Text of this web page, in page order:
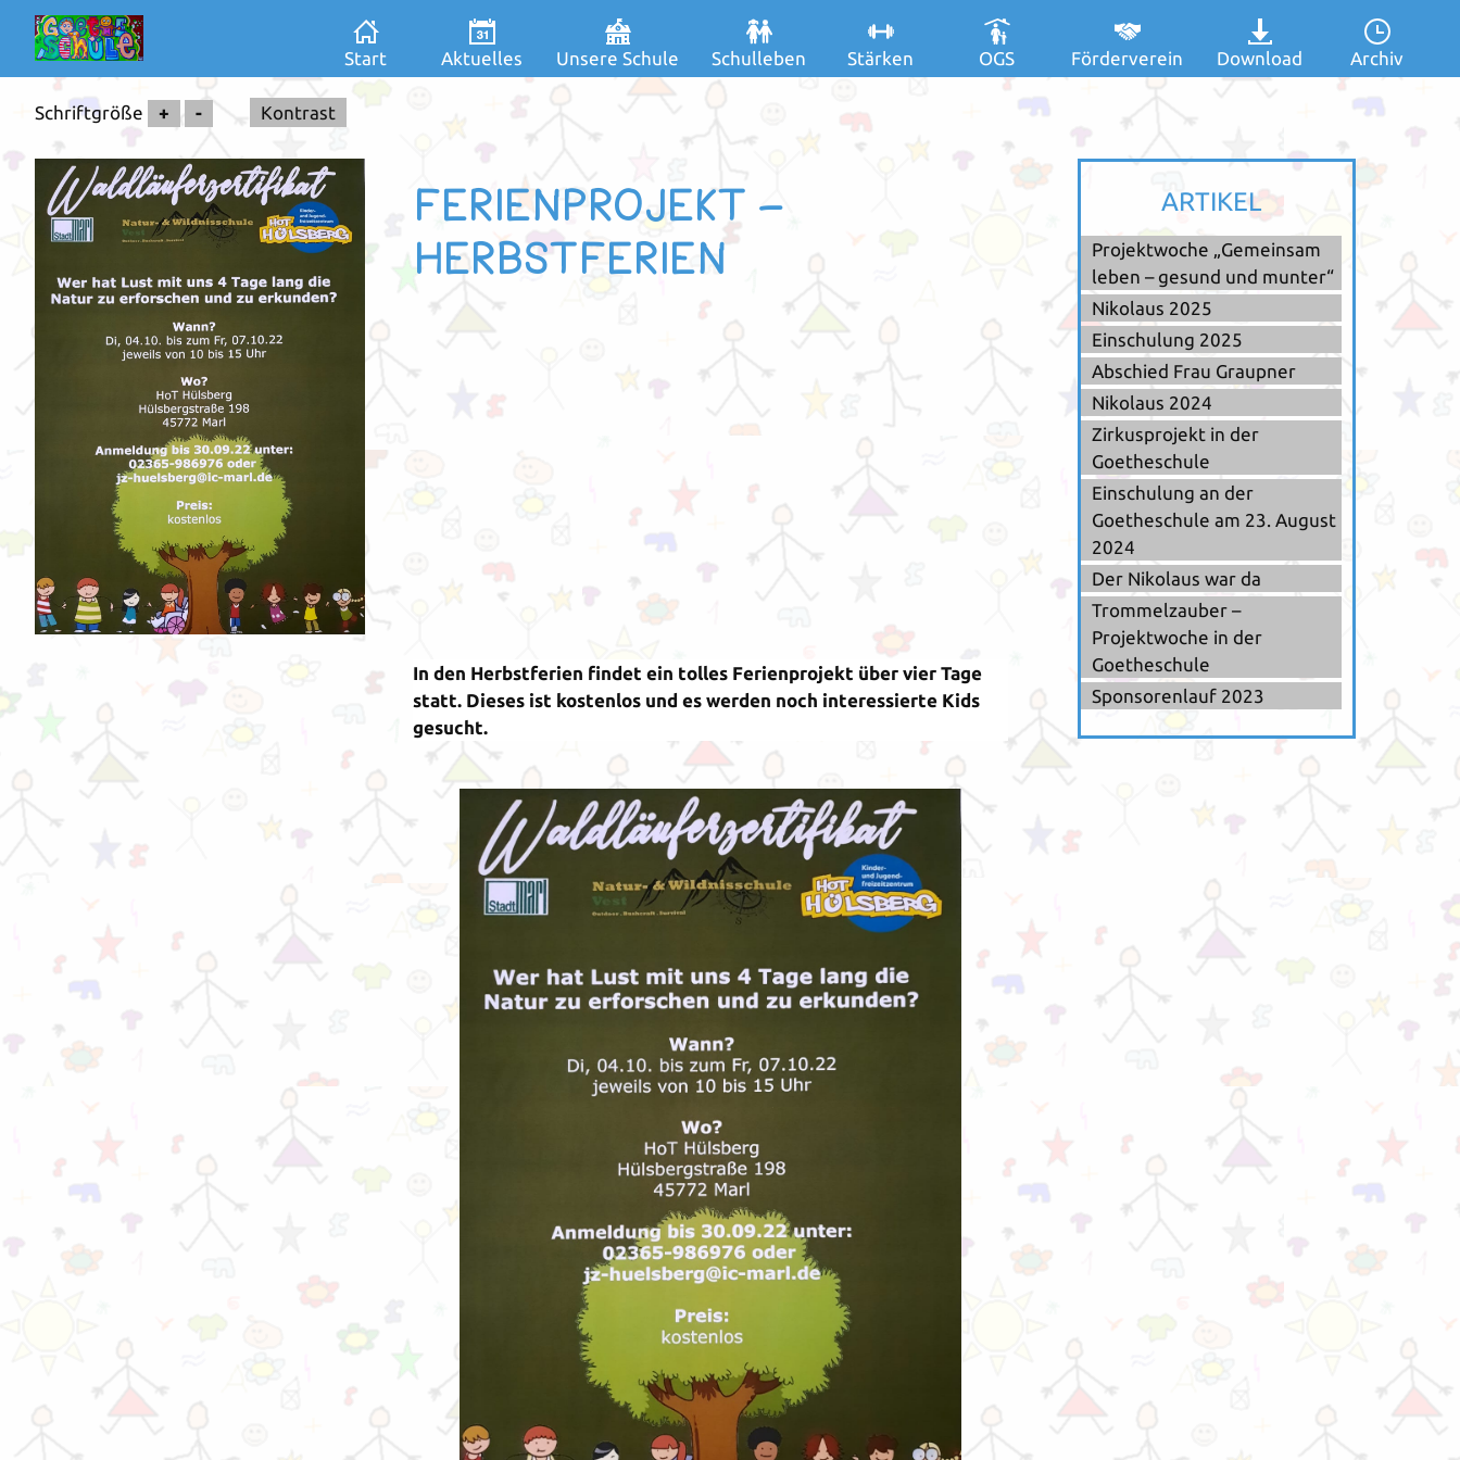
Start Aktuelles Unsere Schule Schulleben Stärken OGS Förderverein Download Archiv
Schriftgröße + - Kontrast
FERIENPROJEKT –
HERBSTFERIEN
In den Herbstferien findet ein tolles Ferienprojekt über vier Tage
statt. Dieses ist kostenlos und es werden noch interessierte Kids
gesucht.
ARTIKEL
Projektwoche „Gemeinsam
leben – gesund und munter“
Nikolaus 2025
Einschulung 2025
Abschied Frau Graupner
Nikolaus 2024
Zirkusprojekt in der
Goetheschule
Einschulung an der
Goetheschule am 23. August
2024
Der Nikolaus war da
Trommelzauber –
Projektwoche in der
Goetheschule
Sponsorenlauf 2023